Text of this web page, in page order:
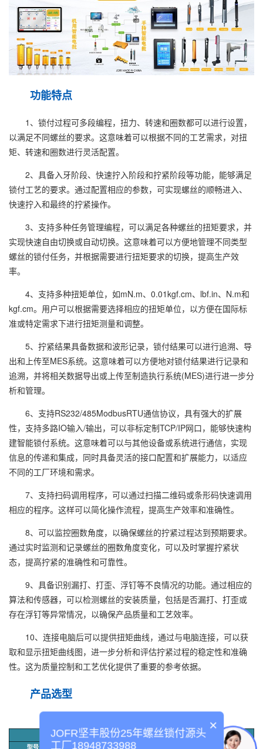
功能特点
1、锁付过程可多段编程，扭力、转速和圈数都可以进行设置，
以满足不同螺丝的要求。这意味着可以根据不同的工艺需求，对扭
矩、转速和圈数进行灵活配置。
2、具备入牙阶段、快速拧入阶段和拧紧阶段等功能，能够满足
锁付工艺的要求。通过配置相应的参数，可实现螺丝的顺畅进入、
快速拧入和最终的拧紧操作。
3、支持多种任务管理编程，可以满足各种螺丝的扭矩要求，并
实现快速自由切换或自动切换。这意味着可以方便地管理不同类型
螺丝的锁付任务，并根据需要进行扭矩要求的切换，提高生产效
率。
4、支持多种扭矩单位，如mN.m、0.01kgf.cm、lbf.in、N.m和
kgf.cm。用户可以根据需要选择相应的扭矩单位，以方便在国际标
准或特定需求下进行扭矩测量和调整。
5、拧紧结果具备数据和波形记录，锁付结果可以进行追溯、导
出和上传至MES系统。这意味着可以方便地对锁付结果进行记录和
追溯，并将相关数据导出或上传至制造执行系统(MES)进行进一步分
析和管理。
6、支持RS232/485ModbusRTU通信协议，具有强大的扩展
性，支持多路IO输入/输出，可以非标定制TCP/IP网口，能够快速构
建智能锁付系统。这意味着可以与其他设备或系统进行通信，实现
信息的传递和集成，同时具备灵活的接口配置和扩展能力，以适应
不同的工厂环境和需求。
7、支持扫码调用程序，可以通过扫描二维码或条形码快速调用
相应的程序。这样可以简化操作流程，提高生产效率和准确性。
8、可以监控圈数角度，以确保螺丝的拧紧过程达到预期要求。
通过实时监测和记录螺丝的圈数角度变化，可以及时掌握拧紧状
态，提高拧紧的准确性和可靠性。
9、具备识别漏打、打歪、浮钉等不良情况的功能。通过相应的
算法和传感器，可以检测螺丝的安装质量，包括是否漏打、打歪或
存在浮钉等异常情况，以确保产品质量和工艺效率。
10、连接电脑后可以提供扭矩曲线，通过与电脑连接，可以获
取和显示扭矩曲线图，进一步分析和评估拧紧过程的稳定性和准确
性。这为质量控制和工艺优化提供了重要的参考依据。
产品选型
×
JOFR坚丰股份25年螺丝锁付源头
工厂18948733988